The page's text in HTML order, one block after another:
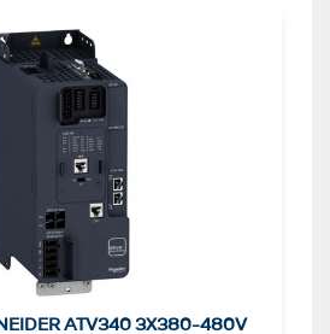
ATV340 3X380-480V